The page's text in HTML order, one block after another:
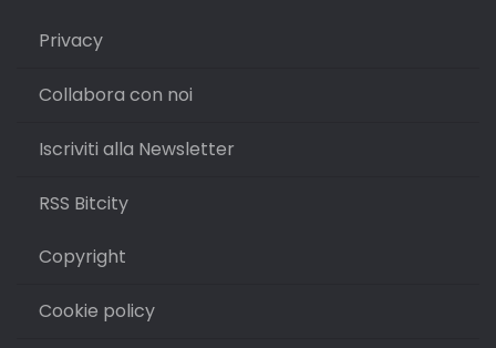
Privacy
Collabora con noi
Iscriviti alla Newsletter
RSS Bitcity
Copyright
Cookie policy